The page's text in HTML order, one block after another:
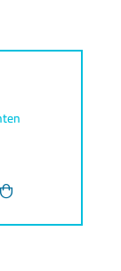
Zur Merkliste